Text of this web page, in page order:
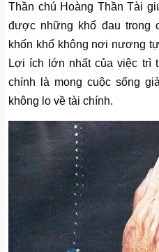
Thần chú Hoàng Thần Tài
được những khổ đau trong
khốn khổ không nơi nương
Lợi ích lớn nhất của việc trì
chính là mong cuộc sống
không lo về tài chính.